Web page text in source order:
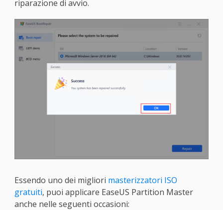
riparazione di avvio.
Essendo uno dei migliori masterizzatori ISO
gratuiti, puoi applicare EaseUS Partition Master
anche nelle seguenti occasioni: